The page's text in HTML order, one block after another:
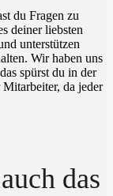
du Fragen zu
deiner liebsten
unterstützen
Wir haben uns
spürst du in der
da jeder
das